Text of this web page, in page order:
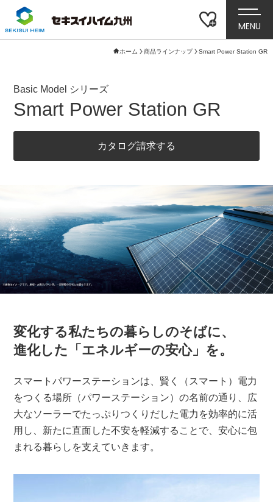
MENU
ホーム 商品ラインナップ Smart Power Station GR
Basic Model シリーズ
Smart Power Station GR
カタログ請求する
変化する私たちの暮らしのそばに、
進化した「エネルギーの安心」を。
スマートパワーステーションは、賢く（スマート）電力
をつくる場所（パワーステーション）の名前の通り、広
大なソーラーでたっぷりつくりだした電力を効率的に活
用し、新たに直面した不安を軽減することで、安心に包
まれる暮らしを支えていきます。